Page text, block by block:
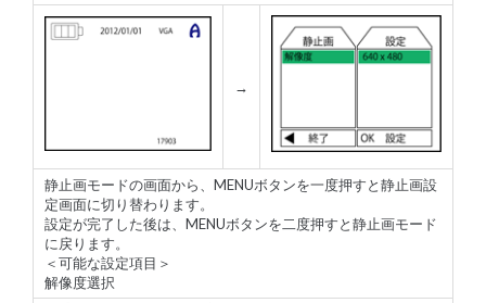
サ
ポ
ー
せ
→
静止画モードの画面から、MENUボタンを一度押すと静止画設
定画面に切り替わります。
設定が完了した後は、MENUボタンを二度押すと静止画モード
に戻ります。
＜可能な設定項目＞
解像度選択